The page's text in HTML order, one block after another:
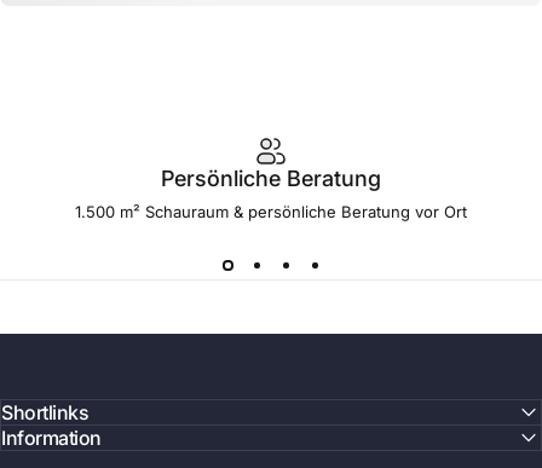
Persönliche Beratung
1.500 m² Schauraum & persönliche Beratung vor Ort
Shortlinks
Information